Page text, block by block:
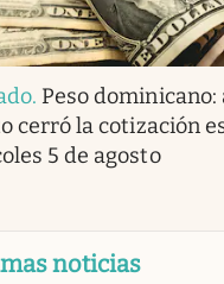
. Peso dominicano:
cerró la cotización
5 de agosto
noticias